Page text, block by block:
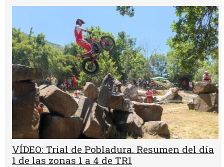
VÍDEO: Trial de Pobladura. Resumen del día
1 de las zonas 1 a 4 de TR1